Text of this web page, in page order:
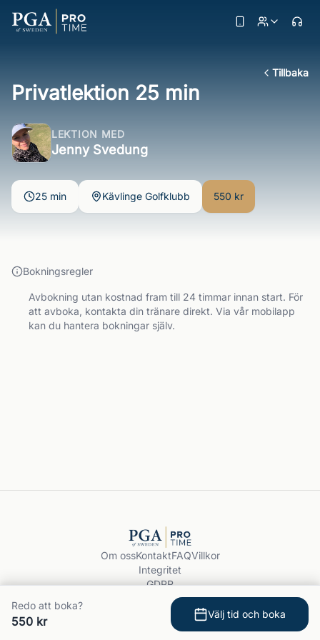
Tillbaka
Privatlektion 25 min
LEKTION MED
Jenny Svedung
25 min Kävlinge Golfklubb 550 kr
Bokningsregler
Avbokning utan kostnad fram till 24 timmar innan start. För
att avboka, kontakta din tränare direkt. Via vår mobilapp
kan du hantera bokningar själv.
Redo att boka?
550 kr
Välj tid och boka
Om ossKontaktFAQVillkor
Integritet
GDPR
Boka träning
© 2026 PGA ProTime.